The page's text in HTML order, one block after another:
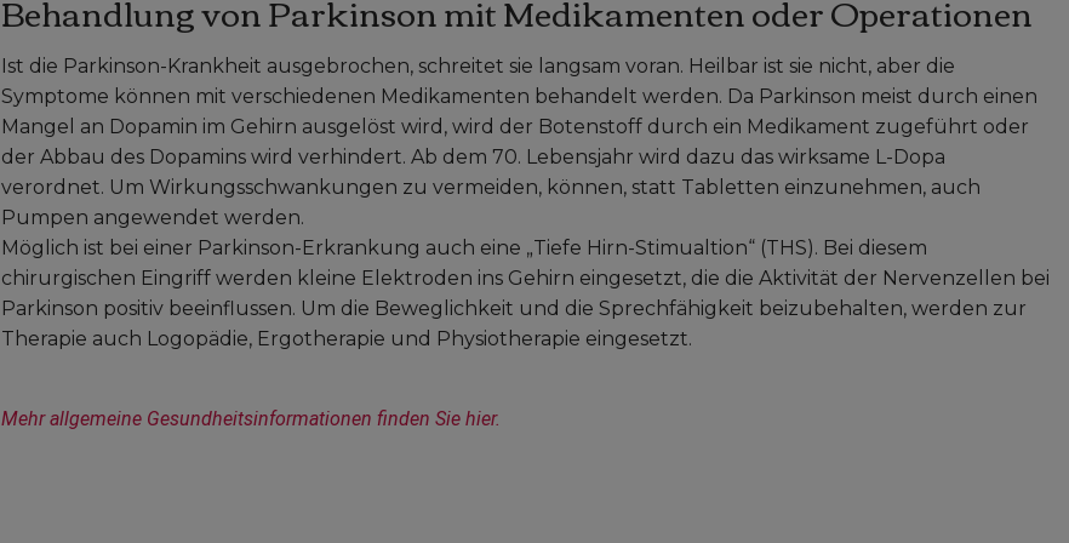
Ist die Parkinson-Krankheit ausgebrochen, schreitet sie langsam voran. Heilbar ist sie nicht, aber die
Symptome können mit verschiedenen Medikamenten behandelt werden. Da Parkinson meist durch einen
Mangel an Dopamin im Gehirn ausgelöst wird, wird der Botenstoff durch ein Medikament zugeführt oder
der Abbau des Dopamins wird verhindert. Ab dem 70. Lebensjahr wird dazu das wirksame L-Dopa
verordnet. Um Wirkungsschwankungen zu vermeiden, können, statt Tabletten einzunehmen, auch
Pumpen angewendet werden.
Möglich ist bei einer Parkinson-Erkrankung auch eine „Tiefe Hirn-Stimualtion“ (THS). Bei diesem
chirurgischen Eingriff werden kleine Elektroden ins Gehirn eingesetzt, die die Aktivität der Nervenzellen bei
Parkinson positiv beeinflussen. Um die Beweglichkeit und die Sprechfähigkeit beizubehalten, werden zur
Therapie auch Logopädie, Ergotherapie und Physiotherapie eingesetzt.
Mehr allgemeine Gesundheitsinformationen finden Sie hier.